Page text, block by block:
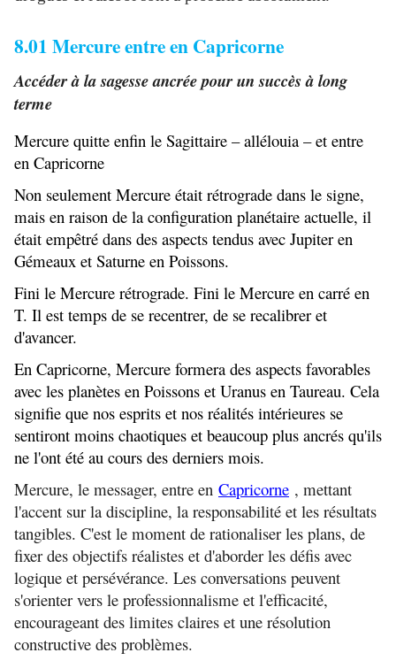
8.01 Mercure entre en Capricorne
Accéder à la sagesse ancrée pour un succès à long
terme
Mercure quitte enfin le Sagittaire – allélouia – et entre
en Capricorne
Non seulement Mercure était rétrograde dans le signe,
mais en raison de la configuration planétaire actuelle, il
était empêtré dans des aspects tendus avec Jupiter en
Gémeaux et Saturne en Poissons.
Fini le Mercure rétrograde. Fini le Mercure en carré en
T. Il est temps de se recentrer, de se recalibrer et
d'avancer.
En Capricorne, Mercure formera des aspects favorables
avec les planètes en Poissons et Uranus en Taureau. Cela
signifie que nos esprits et nos réalités intérieures se
sentiront moins chaotiques et beaucoup plus ancrés qu'ils
ne l'ont été au cours des derniers mois.
Mercure, le messager, entre en Capricorne , mettant
l'accent sur la discipline, la responsabilité et les résultats
tangibles. C'est le moment de rationaliser les plans, de
fixer des objectifs réalistes et d'aborder les défis avec
logique et persévérance. Les conversations peuvent
s'orienter vers le professionnalisme et l'efficacité,
encourageant des limites claires et une résolution
constructive des problèmes.